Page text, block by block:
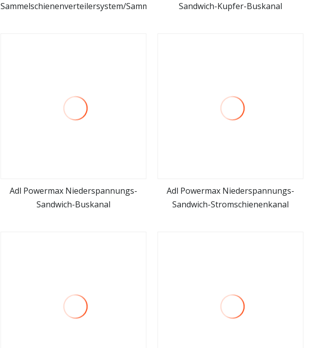
mehr sehen
Sammelschienenverteilersystem/Sammelschienenkanalmehr sehen
Sandwich-Kupfer-Buskanal
mehr sehen
Adl Powermax Niederspannungs-
Sandwich-Buskanal
mehr sehen
Adl Powermax Niederspannungs-
Sandwich-Stromschienenkanal